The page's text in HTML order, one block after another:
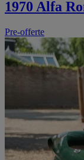
1970 Alfa
Pre-offerte